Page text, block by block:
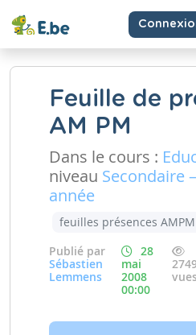
Feuille de
AM PM
Dans le cours :
niveau Secondaire
année
feuilles présences AMPM
Publié par
Sébastien
Lemmens
28
mai
2008
00:00
vues